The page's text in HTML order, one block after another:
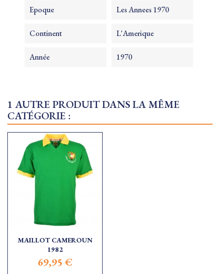
Epoque Les Annees 1970
Continent L'Amerique
Année 1970
1 AUTRE PRODUIT DANS LA MÊME
CATÉGORIE :
MAILLOT CAMEROUN
1982
69,95 €